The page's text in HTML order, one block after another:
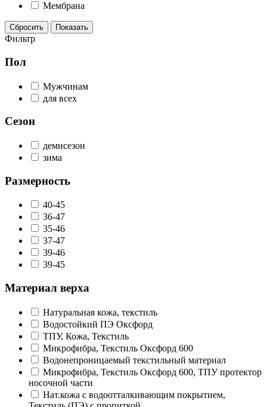
Мембрана
Сбросить Показать
Фильтр
Пол
Мужчинам
для всех
Сезон
демисезон
зима
Размерность
40-45
36-47
35-46
37-47
39-46
39-45
Материал верха
Натуральная кожа, текстиль
Водостойкий ПЭ Оксфорд
ТПУ, Кожа, Текстиль
Микрофибра, Текстиль Оксфорд 600
Водонепроницаемый текстильный материал
Микрофибра, Текстиль Оксфорд 600, ТПУ протектор
носочной части
Нат.кожа с водоотталкивающим покрытием,